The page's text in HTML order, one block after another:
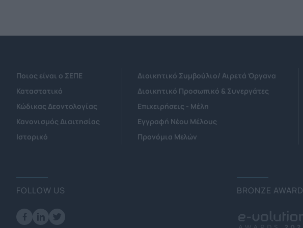
Ποιος είναι ο ΣΕΠΕ
Καταστατικό
Κώδικας Δεοντολογίας
Κανονισμός Διαιτησίας
Ιστορικό
Διοικητικό Συμβούλιο/ Αιρετά Όργανα
Διοικητικό Προσωπικό & Συνεργάτες
Επιχειρήσεις - Μέλη
Εγγραφή Νέου Μέλους
Προνόμια Μελών
FOLLOW US BRONZE AWARD